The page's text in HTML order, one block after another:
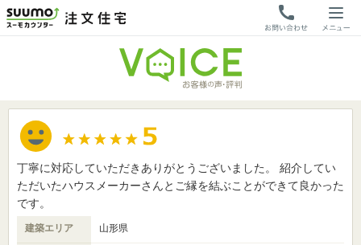
丁寧に対応していただきありがとうございました。 紹介してい
ただいたハウスメーカーさんとご縁を結ぶことができて良かった
です。
建築エリア 山形県